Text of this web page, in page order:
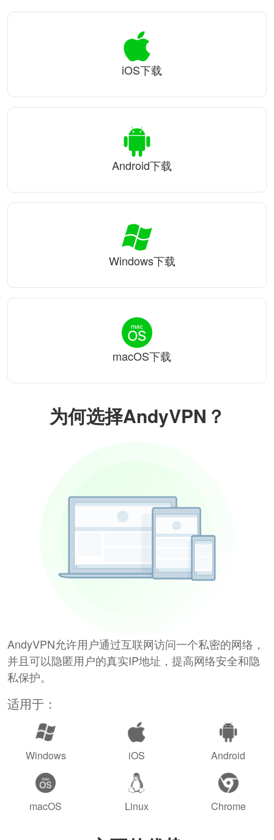
为何选择AndyVPN？
AndyVPN允许用户通过互联网访问一个私密的网络，
并且可以隐匿用户的真实IP地址，提高网络安全和隐
私保护。
适用于：
Windows iOS Android
macOS Linux Chrome
iOS下载
Android下载
Windows下载
macOS下载